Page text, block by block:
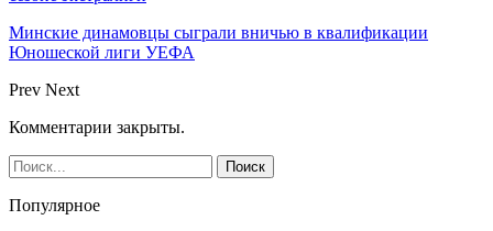
Минские динамовцы сыграли вничью в квалификации
Юношеской лиги УЕФА
Prev Next
Комментарии закрыты.
Популярное